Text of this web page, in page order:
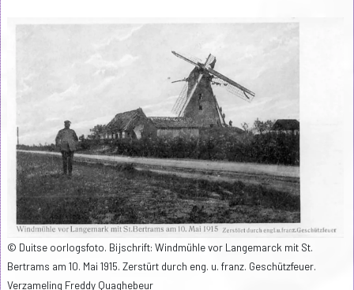
© Duitse oorlogsfoto. Bijschrift: Windmühle vor Langemarck mit St.
Bertrams am 10. Mai 1915. Zerstürt durch eng. u. franz. Geschützfeuer.
Verzameling Freddy Quaghebeur